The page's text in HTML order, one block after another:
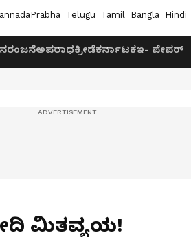
Telugu Tamil Bangla Hindi
ಅಪರಾಧಕ್ರೀಡೆಕರ್ನಾಟಕಇ- ಪೇಪರ್
ಮಿತವ್ಯಯ!